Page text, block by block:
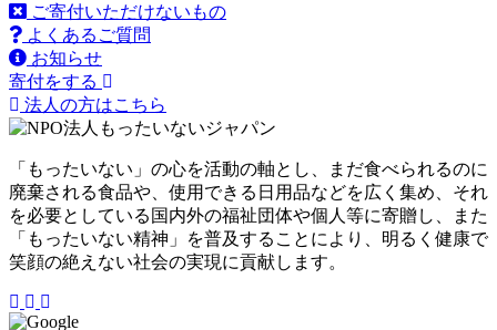
ご寄付いただけないもの
よくあるご質問
お知らせ
寄付をする
法人の方はこちら
「もったいない」の心を活動の軸とし、まだ食べられるのに
廃棄される食品や、使用できる日用品などを広く集め、それ
を必要としている国内外の福祉団体や個人等に寄贈し、また
「もったいない精神」を普及することにより、明るく健康で
笑顔の絶えない社会の実現に貢献します。